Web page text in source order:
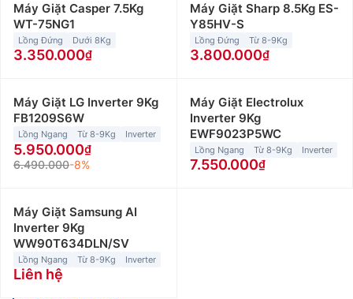
Máy Giặt Casper 7.5Kg
WT-75NG1
Lồng Đứng Dưới 8Kg
3.350.000
Máy Giặt Sharp 8.5Kg ES-
Y85HV-S
Lồng Đứng Từ 8-9Kg
3.800.000
Máy Giặt LG Inverter 9Kg
FB1209S6W
Lồng Ngang Từ 8-9Kg Inverter
5.950.000
6.490.000-8%
Máy Giặt Electrolux
Inverter 9Kg
EWF9023P5WC
Lồng Ngang Từ 8-9Kg Inverter
7.550.000
Máy Giặt Samsung AI
Inverter 9Kg
WW90T634DLN/SV
Lồng Ngang Từ 8-9Kg Inverter
Liên hệ